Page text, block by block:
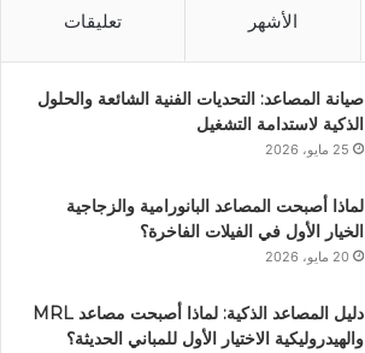
الأشهر تعليقات
صيانة المصاعد: التحديات الفنية الشائعة والحلول
الذكية لاستدامة التشغيل
25 مايو، 2026
لماذا أصبحت المصاعد البانورامية والزجاجية
الخيار الأول في الفيلات الفاخرة؟
20 مايو، 2026
دليل المصاعد الذكية: لماذا أصبحت مصاعد MRL
والهيدروليكية الاختيار الأول للمباني الحديثة؟